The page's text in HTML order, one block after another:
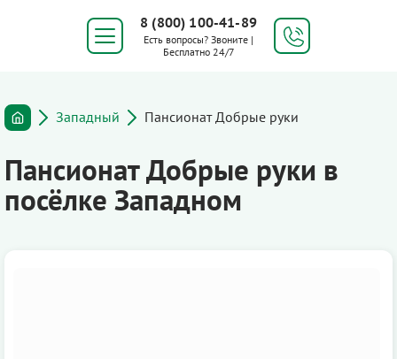
8 (800) 100-41-89
Есть вопросы? Звоните |
Бесплатно 24/7
Западный Пансионат Добрые руки
Пансионат Добрые руки в
посёлке Западном